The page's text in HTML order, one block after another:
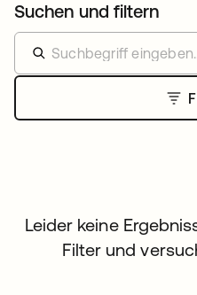
Suchen und filtern
Leider keine
Filter und